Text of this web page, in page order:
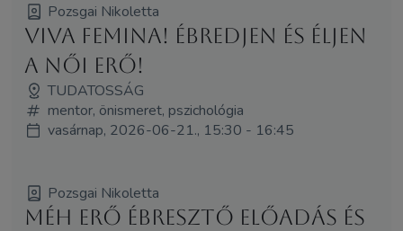
Pozsgai Nikoletta
Viva Femina! Ébredjen és éljen
a női erő!
TUDATOSSÁG
mentor, önismeret, pszichológia
vasárnap, 2026-06-21., 15:30 - 16:45
Pozsgai Nikoletta
Méh Erő Ébresztő Előadás és